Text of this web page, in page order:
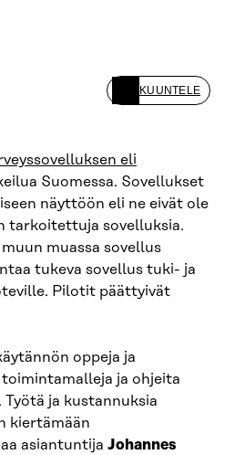
KUUNTELE
eli
Suomessa. Sovellukset
näyttöön eli ne eivät ole
tarkoitettuja sovelluksia.
muassa sovellus
tukeva sovellus tuki- ja
Pilotit päättyivät
oppeja ja
ja ohjeita
ja kustannuksia
kiertämään
asiantuntija Johannes